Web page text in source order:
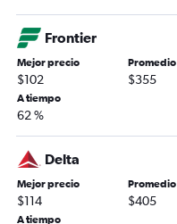
Frontier
Mejor precio
$102
Promedio
$355
A tiempo
62 %
Delta
Mejor precio
$114
Promedio
$405
A tiempo